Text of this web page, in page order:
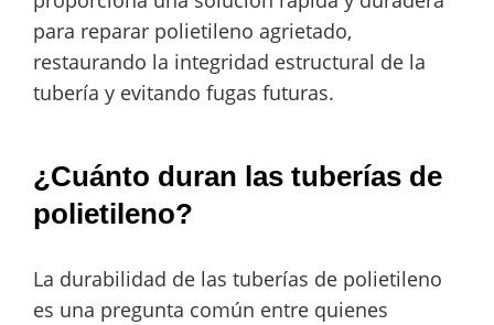
para reparar polietileno agrietado,
restaurando la integridad estructural de la
tubería y evitando fugas futuras.
¿Cuánto duran las tuberías de
polietileno?
La durabilidad de las tuberías de polietileno
es una pregunta común entre quienes